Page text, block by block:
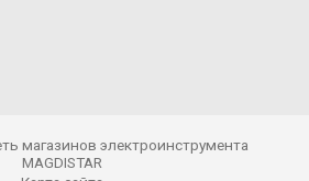
магазинов электроинструмента
MAGDISTAR